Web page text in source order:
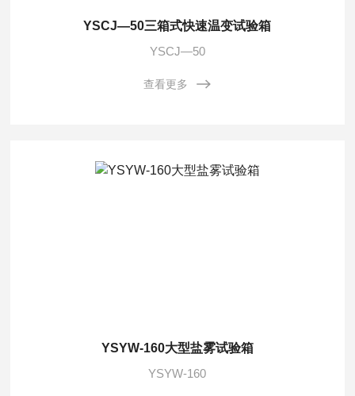
YSCJ—50三箱式快速温变试验箱
YSCJ—50
查看更多
YSYW-160大型盐雾试验箱
YSYW-160